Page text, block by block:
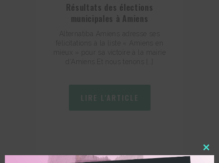
Résultats des élections
municipales à Amiens
Alternatiba Amiens adresse ses
félicitations à la liste « Amiens en
mieux » pour sa victoire à la mairie
d’Amiens.Et nous tenons […]
LIRE L'ARTICLE